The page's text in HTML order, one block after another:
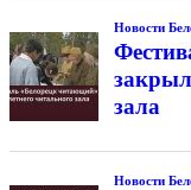
Новости
зала
Новости